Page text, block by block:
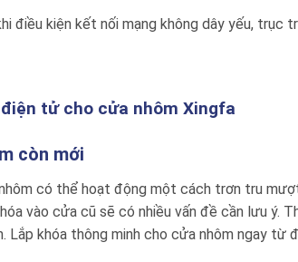
điều kiện kết nối mạng không dây yếu, trục
tử cho cửa nhôm Xingfa
còn mới
có thể hoạt động một cách trơn tru
vào cửa cũ sẽ có nhiều vấn đề cần lưu ý.
Lắp khóa thông minh cho cửa nhôm ngay từ